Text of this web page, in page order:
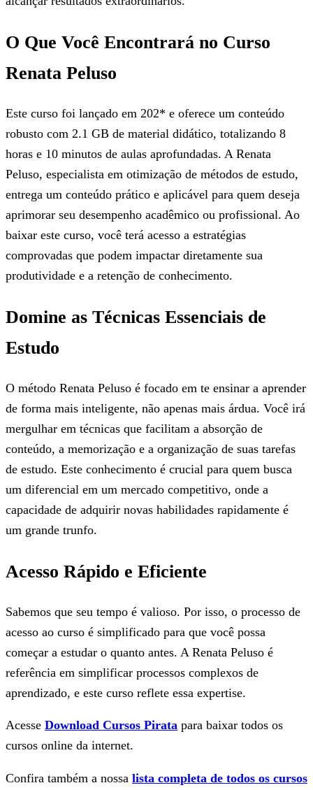
O Que Você Encontrará no Curso
Renata Peluso
Este curso foi lançado em 202* e oferece um conteúdo
robusto com 2.1 GB de material didático, totalizando 8
horas e 10 minutos de aulas aprofundadas. A Renata
Peluso, especialista em otimização de métodos de estudo,
entrega um conteúdo prático e aplicável para quem deseja
aprimorar seu desempenho acadêmico ou profissional. Ao
baixar este curso, você terá acesso a estratégias
comprovadas que podem impactar diretamente sua
produtividade e a retenção de conhecimento.
Domine as Técnicas Essenciais de
Estudo
O método Renata Peluso é focado em te ensinar a aprender
de forma mais inteligente, não apenas mais árdua. Você irá
mergulhar em técnicas que facilitam a absorção de
conteúdo, a memorização e a organização de suas tarefas
de estudo. Este conhecimento é crucial para quem busca
um diferencial em um mercado competitivo, onde a
capacidade de adquirir novas habilidades rapidamente é
um grande trunfo.
Acesso Rápido e Eficiente
Sabemos que seu tempo é valioso. Por isso, o processo de
acesso ao curso é simplificado para que você possa
começar a estudar o quanto antes. A Renata Peluso é
referência em simplificar processos complexos de
aprendizado, e este curso reflete essa expertise.
Acesse Download Cursos Pirata para baixar todos os
cursos online da internet.
Confira também a nossa lista completa de todos os cursos